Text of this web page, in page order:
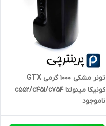
تونر مشکی 1000 گرمی GTX
کونیکا مینولتا c552/c451/c754
ناموجود